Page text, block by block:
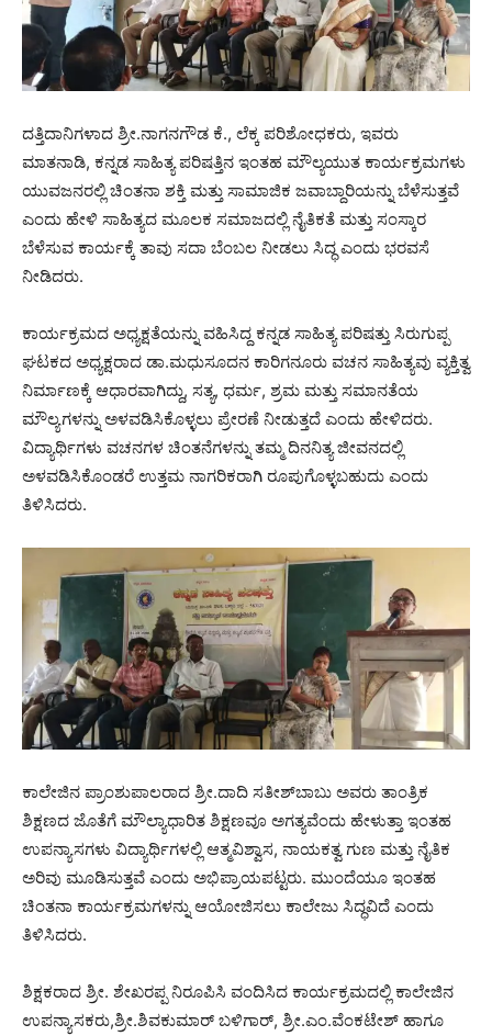
ದತ್ತಿದಾನಿಗಳಾದ ಶ್ರೀ.ನಾಗನಗೌಡ ಕೆ., ಲೆಕ್ಕ ಪರಿಶೋಧಕರು, ಇವರು
ಮಾತನಾಡಿ, ಕನ್ನಡ ಸಾಹಿತ್ಯ ಪರಿಷತ್ತಿನ ಇಂತಹ ಮೌಲ್ಯಯುತ ಕಾರ್ಯಕ್ರಮಗಳು
ಯುವಜನರಲ್ಲಿ ಚಿಂತನಾ ಶಕ್ತಿ ಮತ್ತು ಸಾಮಾಜಿಕ ಜವಾಬ್ದಾರಿಯನ್ನು ಬೆಳೆಸುತ್ತವೆ
ಎಂದು ಹೇಳಿ ಸಾಹಿತ್ಯದ ಮೂಲಕ ಸಮಾಜದಲ್ಲಿ ನೈತಿಕತೆ ಮತ್ತು ಸಂಸ್ಕಾರ
ಬೆಳೆಸುವ ಕಾರ್ಯಕ್ಕೆ ತಾವು ಸದಾ ಬೆಂಬಲ ನೀಡಲು ಸಿದ್ಧ ಎಂದು ಭರವಸೆ
ನೀಡಿದರು.
ಕಾರ್ಯಕ್ರಮದ ಅಧ್ಯಕ್ಷತೆಯನ್ನು ವಹಿಸಿದ್ದ ಕನ್ನಡ ಸಾಹಿತ್ಯ ಪರಿಷತ್ತು ಸಿರುಗುಪ್ಪ
ಘಟಕದ ಅಧ್ಯಕ್ಷರಾದ ಡಾ.ಮಧುಸೂದನ ಕಾರಿಗನೂರು ವಚನ ಸಾಹಿತ್ಯವು ವ್ಯಕ್ತಿತ್ವ
ನಿರ್ಮಾಣಕ್ಕೆ ಆಧಾರವಾಗಿದ್ದು, ಸತ್ಯ, ಧರ್ಮ, ಶ್ರಮ ಮತ್ತು ಸಮಾನತೆಯ
ಮೌಲ್ಯಗಳನ್ನು ಅಳವಡಿಸಿಕೊಳ್ಳಲು ಪ್ರೇರಣೆ ನೀಡುತ್ತದೆ ಎಂದು ಹೇಳಿದರು.
ವಿದ್ಯಾರ್ಥಿಗಳು ವಚನಗಳ ಚಿಂತನೆಗಳನ್ನು ತಮ್ಮ ದಿನನಿತ್ಯ ಜೀವನದಲ್ಲಿ
ಅಳವಡಿಸಿಕೊಂಡರೆ ಉತ್ತಮ ನಾಗರಿಕರಾಗಿ ರೂಪುಗೊಳ್ಳಬಹುದು ಎಂದು
ತಿಳಿಸಿದರು.
ಕಾಲೇಜಿನ ಪ್ರಾಂಶುಪಾಲರಾದ ಶ್ರೀ.ದಾದಿ ಸತೀಶ್‌ಬಾಬು ಅವರು ತಾಂತ್ರಿಕ
ಶಿಕ್ಷಣದ ಜೊತೆಗೆ ಮೌಲ್ಯಾಧಾರಿತ ಶಿಕ್ಷಣವೂ ಅಗತ್ಯವೆಂದು ಹೇಳುತ್ತಾ ಇಂತಹ
ಉಪನ್ಯಾಸಗಳು ವಿದ್ಯಾರ್ಥಿಗಳಲ್ಲಿ ಆತ್ಮವಿಶ್ವಾಸ, ನಾಯಕತ್ವ ಗುಣ ಮತ್ತು ನೈತಿಕ
ಅರಿವು ಮೂಡಿಸುತ್ತವೆ ಎಂದು ಅಭಿಪ್ರಾಯಪಟ್ಟರು. ಮುಂದೆಯೂ ಇಂತಹ
ಚಿಂತನಾ ಕಾರ್ಯಕ್ರಮಗಳನ್ನು ಆಯೋಜಿಸಲು ಕಾಲೇಜು ಸಿದ್ಧವಿದೆ ಎಂದು
ತಿಳಿಸಿದರು.
ಶಿಕ್ಷಕರಾದ ಶ್ರೀ. ಶೇಖರಪ್ಪ ನಿರೂಪಿಸಿ ವಂದಿಸಿದ ಕಾರ್ಯಕ್ರಮದಲ್ಲಿ ಕಾಲೇಜಿನ
ಉಪನ್ಯಾಸಕರು,ಶ್ರೀ.ಶಿವಕುಮಾರ್ ಬಳಿಗಾರ್, ಶ್ರೀ.ಎಂ.ವೆಂಕಟೇಶ್ ಹಾಗೂ